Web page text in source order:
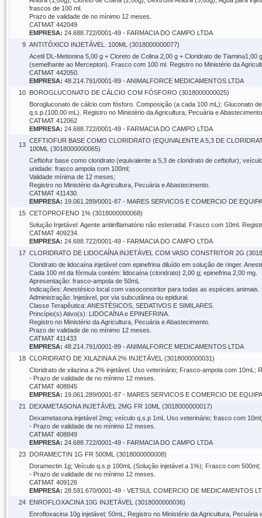
frascos de 100 ml.
Prazo de validade de no mínimo 12 meses.
CATMAT 442049
EMPRESA: 24.688.722/0001-49 - FARMACIA DO CAMPO LTDA
9 ANTITÓXICO INJETÁVEL. 100ML (3018000000077)
Acetil DL-Metionina 5,00 g + Cloreto de Colina 2,00 g + Cloridrato de
(semelhante ao Mercepton). Frasco com 100 ml. Registro no Ministério da
CATMAT 442050.
EMPRESA: 48.214.791/0001-89 - ANIMALFORCE MEDICAMENTOS LTDA
10 BOROGLUCONATO DE CÁLCIO COM FÓSFORO (3018000000025)
Borogluconato de cálcio com fósforo. Composição (a cada 100 mL): Gluconato
q.s.p.(100,00 mL). Registro no Ministério da Agricultura, Pecuária e
CATMAT 412062
EMPRESA: 24.688.722/0001-49 - FARMACIA DO CAMPO LTDA
13
CEFTIOFUR BASE COMO CLORIDRATO (EQUIVALENTE A 5,3 DE
100ML (3018000000065)
Ceftiofur base como cloridrato (equivalente a 5,3 de cloridrato de ceftiofur);
unidade: frasco ampola com 100ml;
Validade mínima de 12 meses;
Registro no Ministério da Agricultura, Pecuária e Abastecimento.
CATMAT 411430.
EMPRESA: 19.061.289/0001-87 - MARES SERVICOS E COMERCIO DE
15 CETOPROFENO 1% (3018000000068)
Solução Injetável. Agente antiinflamatório não esteroidal. Frasco com 10ml.
CATMAT 409234.
EMPRESA: 24.688.722/0001-49 - FARMACIA DO CAMPO LTDA
17 CLORIDRATO DE LIDOCAÍNA INJETÁVEL COM VASO CONSTRITOR 2G
Cloridrato de lidocaína injetável com epinefrina diluído em solução de ringer.
Cada 100 ml da fórmula contém: lidocaína (cloridrato) 2,00 g; epinefrina 2,00 mg.
Apresentação: frasco-ampola de 50mL
Indicações: Anestésico local com vasoconstritor para todas as espécies
Administração: Injetável, por via subcutânea ou epidural.
Classe Terapêutica: ANESTÉSICOS, SEDATIVOS E SIMILARES.
Princípio(s) Ativo(s): LIDOCAÍNA e EPINEFRINA.
Registro no Ministério da Agricultura, Pecuária e Abastecimento.
Prazo de validade de no mínimo 12 meses.
CATMAT 411433
EMPRESA: 48.214.791/0001-89 - ANIMALFORCE MEDICAMENTOS LTDA
18 CLORIDRATO DE XILAZINA A 2% INJETÁVEL (3018000000031)
Cloridrato de xilazina a 2% injetável. Uso veterinário; Frasco-ampola com 10mL;
- Prazo de validade de no mínimo 12 meses.
CATMAT 408845
EMPRESA: 19.061.289/0001-87 - MARES SERVICOS E COMERCIO DE
21
DEXAMETASONA INJETÁVEL 2MG FR 10ML (3018000000017)
Dexametasona injetável 2mg; veículo q.s.p 1mL Uso veterinário; frasco com
- Prazo de validade de no mínimo 12 meses.
CATMAT 408849
EMPRESA: 24.688.722/0001-49 - FARMACIA DO CAMPO LTDA
23 DORAMECTIN 1G FR 500ML (3018000000008)
Doramectin 1g; Veículo q.s.p 100mL (Solução injetável a 1%); Frasco com
- Prazo de validade de no mínimo 12 meses.
CATMAT 409126
EMPRESA: 28.591.670/0001-49 - VETSUL COMERCIO DE MEDICAMENTOS
24 ENROFLOXACINA 10G INJETÁVEL (3018000000036)
Enrofloxacina 10g injetável; 50mL; Registro no Ministério da Agricultura, Pecuária